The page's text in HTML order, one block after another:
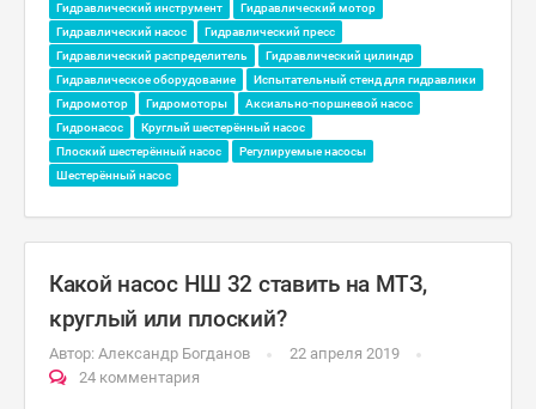
Гидравлический инструмент
Гидравлический мотор
Гидравлический насос
Гидравлический пресс
Гидравлический распределитель
Гидравлический цилиндр
Гидравлическое оборудование
Испытательный стенд для гидравлики
Гидромотор
Гидромоторы
Аксиально-поршневой насос
Гидронасос
Круглый шестерённый насос
Плоский шестерённый насос
Регулируемые насосы
Шестерённый насос
Какой насос НШ 32 ставить на МТЗ,
круглый или плоский?
Автор: Александр Богданов
22 апреля 2019
24 комментария